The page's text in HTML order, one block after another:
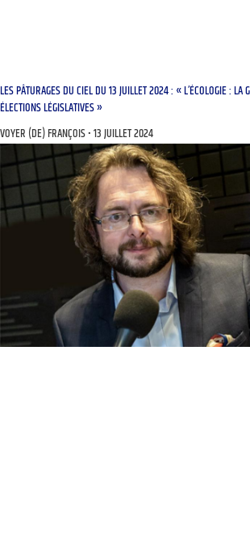
LES PÂTURAGES DU CIEL DU 13 JUILLET 2024 : « L’ÉCOLOGIE : LA
ÉLECTIONS LÉGISLATIVES »
VOYER (DE) FRANÇOIS 13 JUILLET 2024